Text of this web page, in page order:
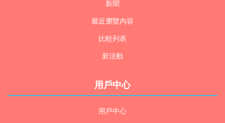
新聞
最近瀏覽內容
比較列表
新活動
用戶中心
用戶中心